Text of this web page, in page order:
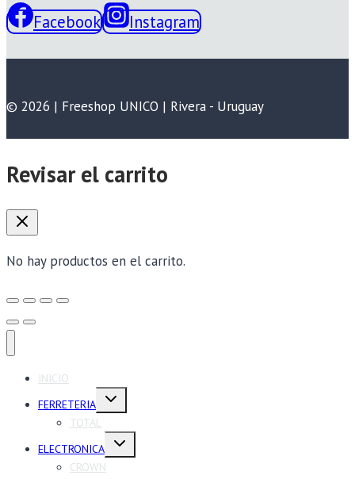
Facebook Instagram
© 2026 | Freeshop UNICO | Rivera - Uruguay
Revisar el carrito
No hay productos en el carrito.
INICIO
FERRETERIA
Alternar
TOTAL
ELECTRONICA
Alternar
CROWN